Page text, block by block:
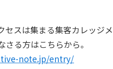
セスは集まる集客カレッジ
る方はこちらから。
note.jp/entry/